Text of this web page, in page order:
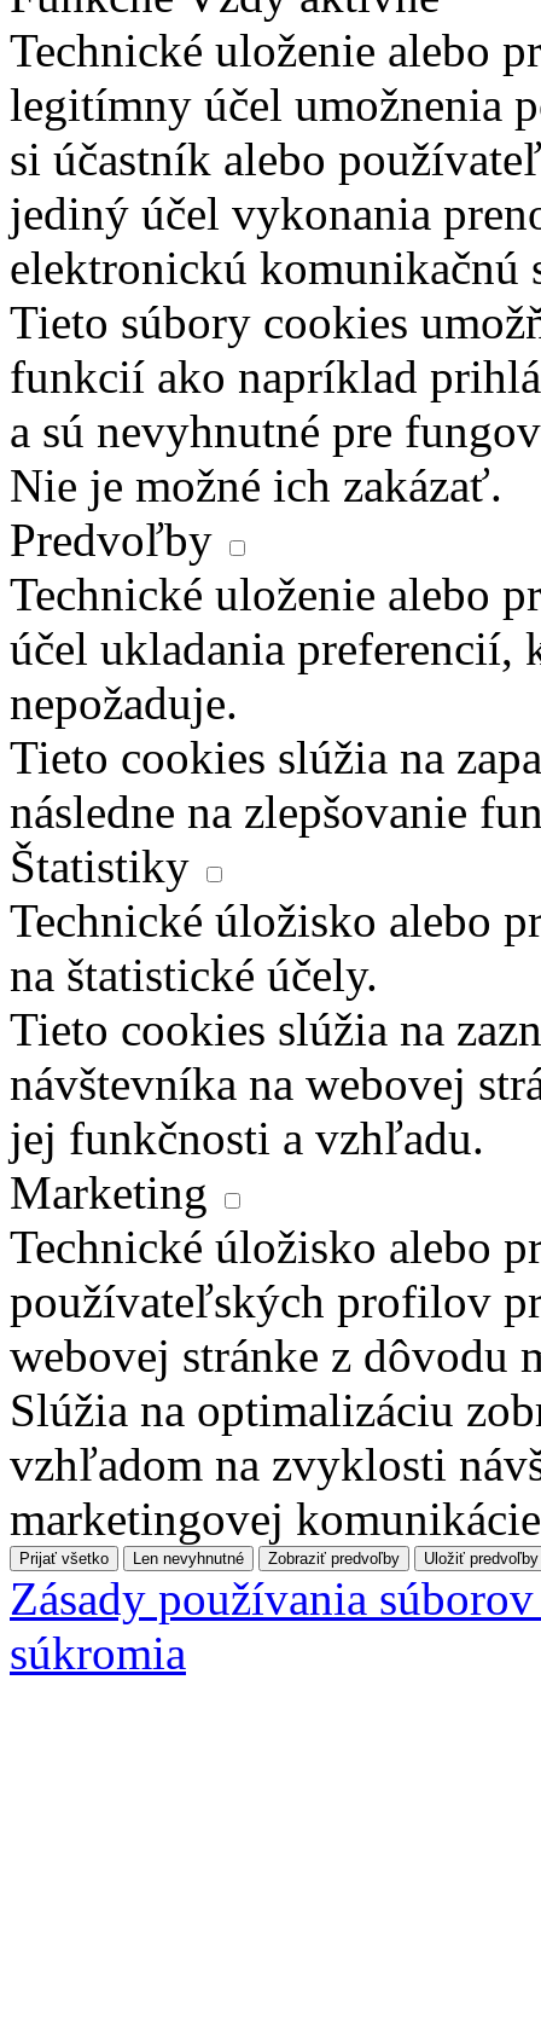
Technické uloženie alebo
legitímny účel umožnenia
si účastník alebo
jediný účel vykonania
elektronickú komunikačnú
Tieto súbory cookies
funkcií ako napríklad
a sú nevyhnutné pre
Nie je možné ich zakázať.
Predvoľby
Technické uloženie alebo
účel ukladania preferencií,
nepožaduje.
Tieto cookies slúžia na
následne na zlepšovanie
Štatistiky
Technické úložisko alebo
na štatistické účely.
Tieto cookies slúžia na
návštevníka na webovej
jej funkčnosti a vzhľadu.
Marketing
Technické úložisko alebo
používateľských profilov
webovej stránke z dôvodu
Slúžia na optimalizáciu
vzhľadom na zvyklosti
marketingovej
Prijať všetko Len nevyhnutné Zobraziť predvoľby Uložiť predvoľby
Zásady používania
súkromia